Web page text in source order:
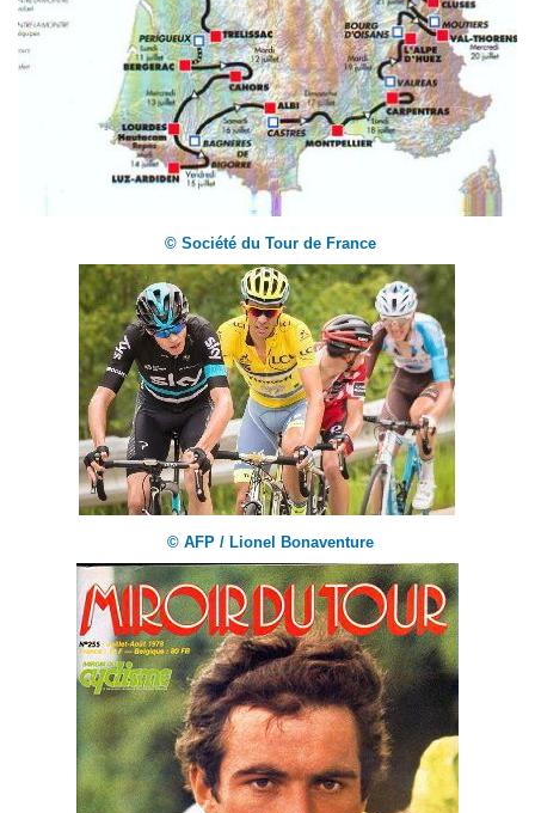
© Société du Tour de France
© AFP / Lionel Bonaventure